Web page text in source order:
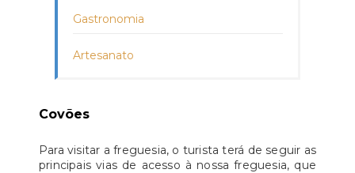
Gastronomia
Artesanato
Covões
Para visitar a freguesia, o turista terá de seguir as
principais vias de acesso à nossa freguesia, que